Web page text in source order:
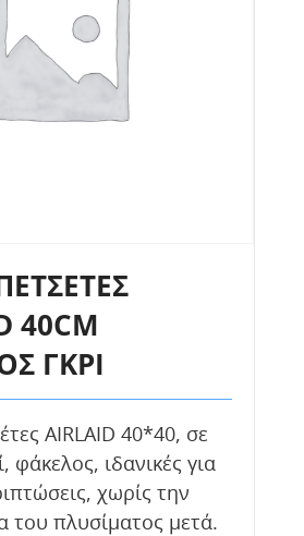
40CM
ΓΚΡΙ
AIRLAID 40*40, σε
φάκελος, ιδανικές για
χωρίς την
του πλυσίματος μετά.